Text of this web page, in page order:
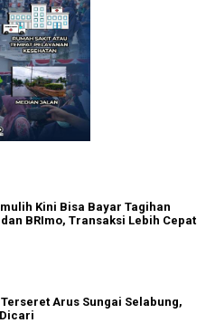
Kini Bisa Bayar Tagihan
dan BRImo, Transaksi Lebih Cepat
Arus Sungai Selabung,